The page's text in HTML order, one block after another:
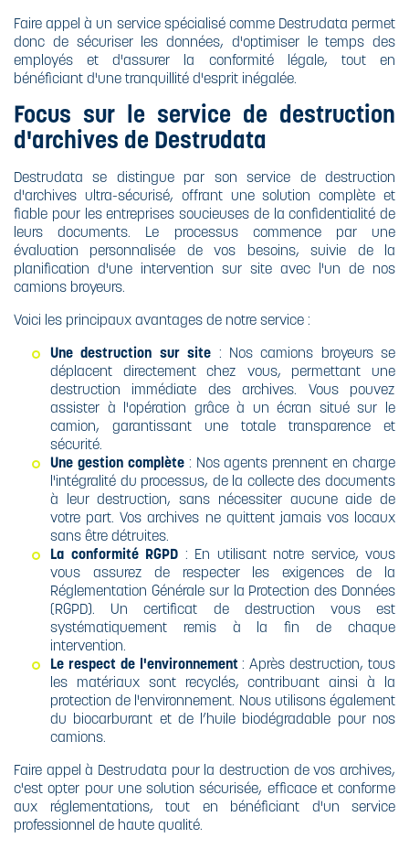
Faire appel à un service spécialisé comme Destrudata permet
donc de sécuriser les données, d'optimiser le temps des
employés et d'assurer la conformité légale, tout en
bénéficiant d'une tranquillité d'esprit inégalée.
Focus sur le service de destruction
d'archives de Destrudata
Destrudata se distingue par son service de destruction
d'archives ultra-sécurisé, offrant une solution complète et
fiable pour les entreprises soucieuses de la confidentialité de
leurs documents. Le processus commence par une
évaluation personnalisée de vos besoins, suivie de la
planification d'une intervention sur site avec l'un de nos
camions broyeurs.
Voici les principaux avantages de notre service :
Une destruction sur site : Nos camions broyeurs se
déplacent directement chez vous, permettant une
destruction immédiate des archives. Vous pouvez
assister à l'opération grâce à un écran situé sur le
camion, garantissant une totale transparence et
sécurité.
Une gestion complète: Nos agents prennent en charge
l'intégralité du processus, de la collecte des documents
à leur destruction, sans nécessiter aucune aide de
votre part. Vos archives ne quittent jamais vos locaux
sans être détruites.
La conformité RGPD : En utilisant notre service, vous
vous assurez de respecter les exigences de la
Réglementation Générale sur la Protection des Données
(RGPD). Un certificat de destruction vous est
systématiquement remis à la fin de chaque
intervention.
Le respect de l'environnement : Après destruction, tous
les matériaux sont recyclés, contribuant ainsi à la
protection de l'environnement. Nous utilisons également
du biocarburant et de l’huile biodégradable pour nos
camions.
Faire appel à Destrudata pour la destruction de vos archives,
c'est opter pour une solution sécurisée, efficace et conforme
aux réglementations, tout en bénéficiant d'un service
professionnel de haute qualité.